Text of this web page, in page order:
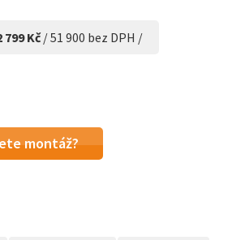
799 Kč/ 51 900 bez DPH /
montáž?